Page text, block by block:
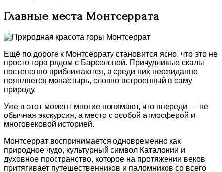
Главные места Монтсеррата
Ещё по дороге к Монтсеррату становится ясно, что это не
просто гора рядом с Барселоной. Причудливые скалы
постепенно приближаются, а среди них неожиданно
появляется монастырь, словно встроенный в саму
природу.
Уже в этот момент многие понимают, что впереди — не
обычная экскурсия, а место с особой атмосферой и
многовековой историей.
Монтсеррат воспринимается одновременно как
природное чудо, культурный символ Каталонии и
духовное пространство, которое на протяжении веков
притягивает путешественников и паломников со всего